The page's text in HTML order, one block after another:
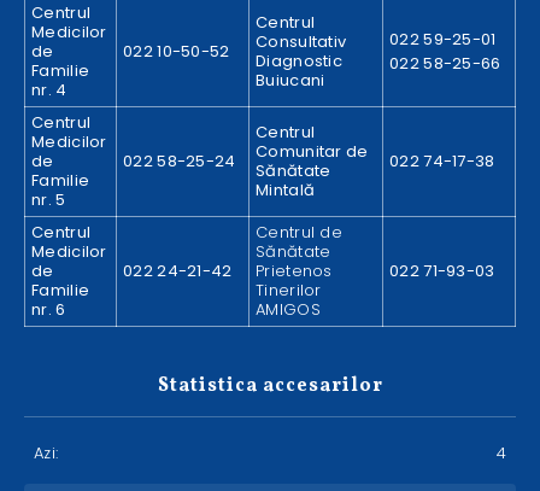
Centrul
Medicilor
de
Familie
nr. 4
022 10-50-52
Centrul
Consultativ
Diagnostic
Buiucani
022 59-25-01
022 58-25-66
Centrul
Medicilor
de
Familie
nr. 5
022 58-25-24
Centrul
Comunitar de
Sănătate
Mintală
022 74-17-38
Centrul
Medicilor
de
Familie
nr. 6
022 24-21-42
Centrul de
Sănătate
Prietenos
Tinerilor
AMIGOS
022 71-93-03
Statistica accesarilor
Azi: 4